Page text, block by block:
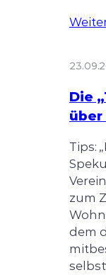
Die
über
Tips:
zum
dem